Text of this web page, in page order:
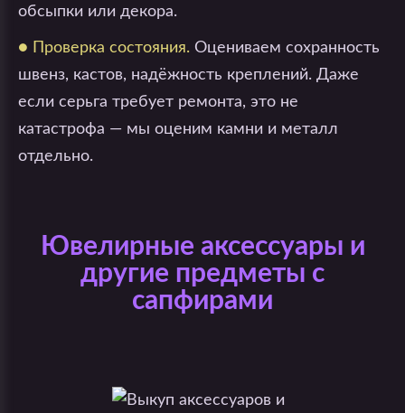
обсыпки или декора.
● Проверка состояния. Оцениваем сохранность
швенз, кастов, надёжность креплений. Даже
если серьга требует ремонта, это не
катастрофа — мы оценим камни и металл
отдельно.
Ювелирные аксессуары и
другие предметы с
сапфирами